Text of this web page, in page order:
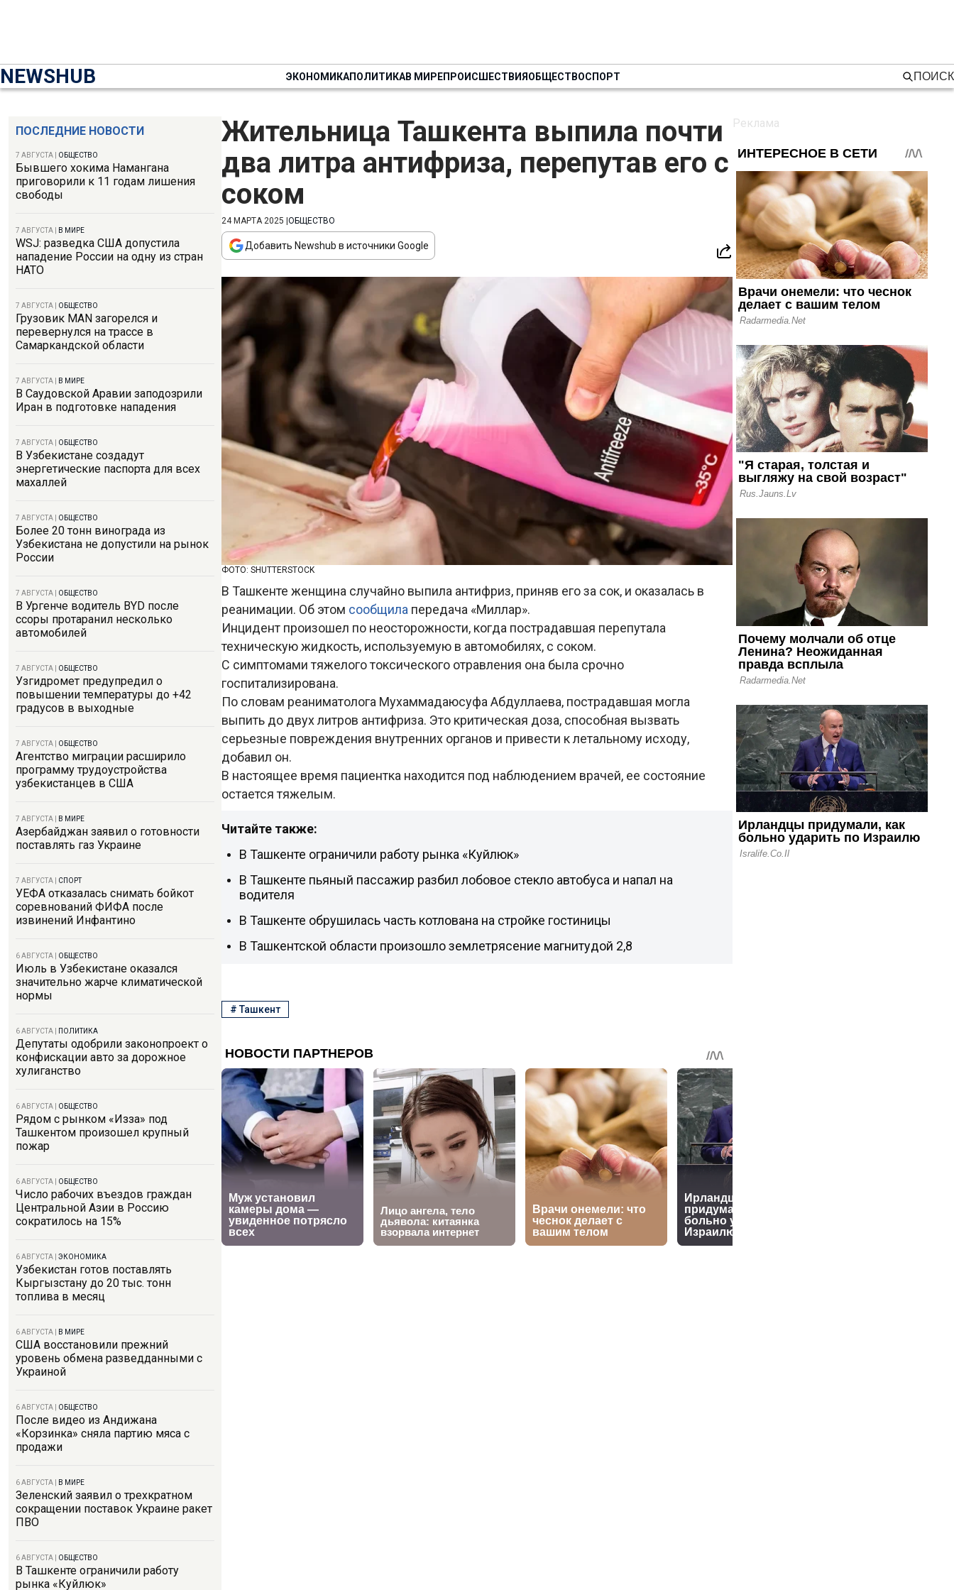
NEWSHUB ЭКОНОМИКАПОЛИТИКАВ МИРЕПРОИСШЕСТВИЯОБЩЕСТВОСПОРТ ПОИСК
ПОСЛЕДНИЕ НОВОСТИ
7 АВГУСТА ОБЩЕСТВО
Бывшего хокима Намангана
приговорили к 11 годам лишения
свободы
7 АВГУСТА В МИРЕ
WSJ: разведка США допустила
нападение России на одну из стран
НАТО
7 АВГУСТА ОБЩЕСТВО
Грузовик MAN загорелся и
перевернулся на трассе в
Самаркандской области
7 АВГУСТА В МИРЕ
В Саудовской Аравии заподозрили
Иран в подготовке нападения
7 АВГУСТА ОБЩЕСТВО
В Узбекистане создадут
энергетические паспорта для всех
махаллей
7 АВГУСТА ОБЩЕСТВО
Более 20 тонн винограда из
Узбекистана не допустили на рынок
России
7 АВГУСТА ОБЩЕСТВО
В Ургенче водитель BYD после
ссоры протаранил несколько
автомобилей
7 АВГУСТА ОБЩЕСТВО
Узгидромет предупредил о
повышении температуры до +42
градусов в выходные
7 АВГУСТА ОБЩЕСТВО
Агентство миграции расширило
программу трудоустройства
узбекистанцев в США
7 АВГУСТА В МИРЕ
Азербайджан заявил о готовности
поставлять газ Украине
7 АВГУСТА СПОРТ
УЕФА отказалась снимать бойкот
соревнований ФИФА после
извинений Инфантино
6 АВГУСТА ОБЩЕСТВО
Июль в Узбекистане оказался
значительно жарче климатической
нормы
6 АВГУСТА ПОЛИТИКА
Депутаты одобрили законопроект о
конфискации авто за дорожное
хулиганство
6 АВГУСТА ОБЩЕСТВО
Рядом с рынком «Изза» под
Ташкентом произошел крупный
пожар
6 АВГУСТА ОБЩЕСТВО
Число рабочих въездов граждан
Центральной Азии в Россию
сократилось на 15%
6 АВГУСТА ЭКОНОМИКА
Узбекистан готов поставлять
Кыргызстану до 20 тыс. тонн
топлива в месяц
6 АВГУСТА В МИРЕ
США восстановили прежний
уровень обмена разведданными с
Украиной
6 АВГУСТА ОБЩЕСТВО
После видео из Андижана
«Корзинка» сняла партию мяса с
продажи
6 АВГУСТА В МИРЕ
Зеленский заявил о трехкратном
сокращении поставок Украине ракет
ПВО
6 АВГУСТА ОБЩЕСТВО
В Ташкенте ограничили работу
рынка «Куйлюк»
Жительница Ташкента выпила почти
два литра антифриза, перепутав его с
соком
24 МАРТА 2025 ОБЩЕСТВО
Добавить Newshub в источники Google
ФОТО: SHUTTERSTOCK
В Ташкенте женщина случайно выпила антифриз, приняв его за сок, и оказалась в
реанимации. Об этом сообщила передача «Миллар».
Инцидент произошел по неосторожности, когда пострадавшая перепутала
техническую жидкость, используемую в автомобилях, с соком.
С симптомами тяжелого токсического отравления она была срочно
госпитализирована.
По словам реаниматолога Мухаммадаюсуфа Абдуллаева, пострадавшая могла
выпить до двух литров антифриза. Это критическая доза, способная вызвать
серьезные повреждения внутренних органов и привести к летальному исходу,
добавил он.
В настоящее время пациентка находится под наблюдением врачей, ее состояние
остается тяжелым.
Читайте также:
В Ташкенте ограничили работу рынка «Куйлюк»
В Ташкенте пьяный пассажир разбил лобовое стекло автобуса и напал на
водителя
В Ташкенте обрушилась часть котлована на стройке гостиницы
В Ташкентской области произошло землетрясение магнитудой 2,8
#Ташкент